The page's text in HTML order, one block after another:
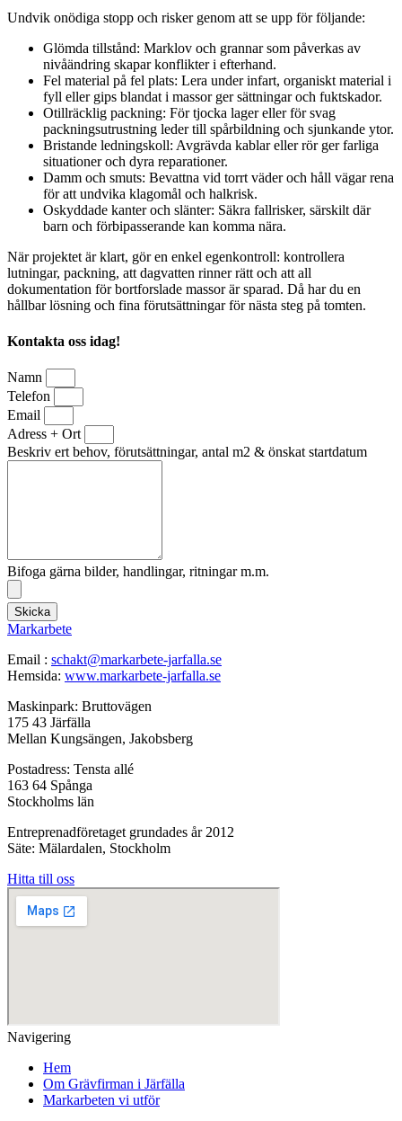
Undvik onödiga stopp och risker genom att se upp för följande:
Glömda tillstånd: Marklov och grannar som påverkas av
nivåändring skapar konflikter i efterhand.
Fel material på fel plats: Lera under infart, organiskt material i
fyll eller gips blandat i massor ger sättningar och fuktskador.
Otillräcklig packning: För tjocka lager eller för svag
packningsutrustning leder till spårbildning och sjunkande ytor.
Bristande ledningskoll: Avgrävda kablar eller rör ger farliga
situationer och dyra reparationer.
Damm och smuts: Bevattna vid torrt väder och håll vägar rena
för att undvika klagomål och halkrisk.
Oskyddade kanter och slänter: Säkra fallrisker, särskilt där
barn och förbipasserande kan komma nära.
När projektet är klart, gör en enkel egenkontroll: kontrollera
lutningar, packning, att dagvatten rinner rätt och att all
dokumentation för bortforslade massor är sparad. Då har du en
hållbar lösning och fina förutsättningar för nästa steg på tomten.
Kontakta oss idag!
Namn
Telefon
Email
Adress + Ort
Beskriv ert behov, förutsättningar, antal m2 & önskat startdatum
Bifoga gärna bilder, handlingar, ritningar m.m.
Skicka
Markarbete
Email : schakt@markarbete-jarfalla.se
Hemsida: www.markarbete-jarfalla.se
Maskinpark: Bruttovägen
175 43 Järfälla
Mellan Kungsängen, Jakobsberg
Postadress: Tensta allé
163 64 Spånga
Stockholms län
Entreprenadföretaget grundades år 2012
Säte: Mälardalen, Stockholm
Hitta till oss
Navigering
Hem
Om Grävfirman i Järfälla
Markarbeten vi utför